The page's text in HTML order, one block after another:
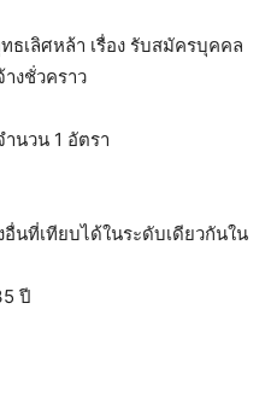
ธเลิศหล้า เรื่อง รับสมัครบุคคล
งชั่วคราว
นวน 1 อัตรา
ที่เทียบได้ในระดับเดียวกันใน
ปี